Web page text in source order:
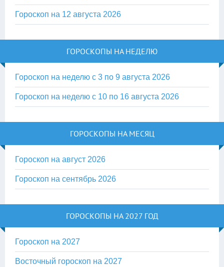
Гороскоп на 12 августа 2026
ГОРОСКОПЫ НА НЕДЕЛЮ
Гороскоп на неделю с 3 по 9 августа 2026
Гороскоп на неделю с 10 по 16 августа 2026
ГОРОСКОПЫ НА МЕСЯЦ
Гороскоп на август 2026
Гороскоп на сентябрь 2026
ГОРОСКОПЫ НА 2027 ГОД
Гороскоп на 2027
Восточный гороскоп на 2027